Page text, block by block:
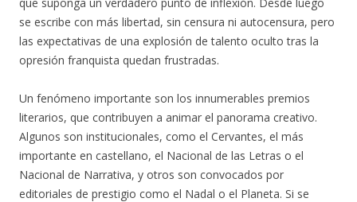
se escribe con más libertad, sin censura ni autocensura, pero
las expectativas de una explosión de talento oculto tras la
opresión franquista quedan frustradas.
Un fenómeno importante son los innumerables premios
literarios, que contribuyen a animar el panorama creativo.
Algunos son institucionales, como el Cervantes, el más
importante en castellano, el Nacional de las Letras o el
Nacional de Narrativa, y otros son convocados por
editoriales de prestigio como el Nadal o el Planeta. Si se